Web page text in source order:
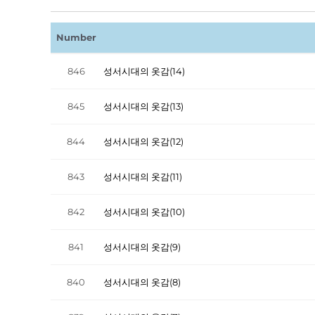
Number
846 성서시대의 옷감(14)
845 성서시대의 옷감(13)
844 성서시대의 옷감(12)
843 성서시대의 옷감(11)
842 성서시대의 옷감(10)
841 성서시대의 옷감(9)
840 성서시대의 옷감(8)